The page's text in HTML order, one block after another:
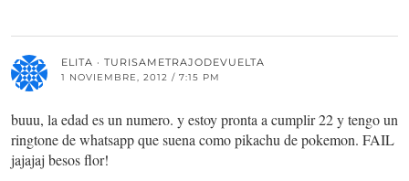
ELITA · TURISAMETRAJODEVUELTA
1 NOVIEMBRE, 2012 / 7:15 PM
buuu, la edad es un numero. y estoy pronta a cumplir 22 y tengo un
ringtone de whatsapp que suena como pikachu de pokemon. FAIL
jajajaj besos flor!